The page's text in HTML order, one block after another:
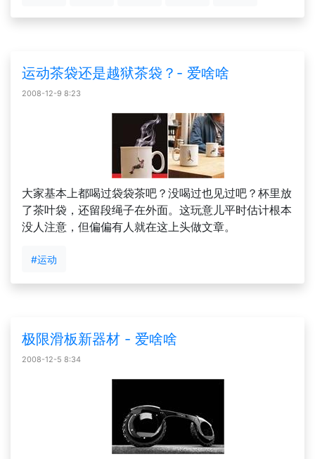
运动茶袋还是越狱茶袋？- 爱啥啥
2008-12-9 8:23
大家基本上都喝过袋袋茶吧？没喝过也见过吧？杯里放
了茶叶袋，还留段绳子在外面。这玩意儿平时估计根本
没人注意，但偏偏有人就在这上头做文章。
#运动
极限滑板新器材 - 爱啥啥
2008-12-5 8:34